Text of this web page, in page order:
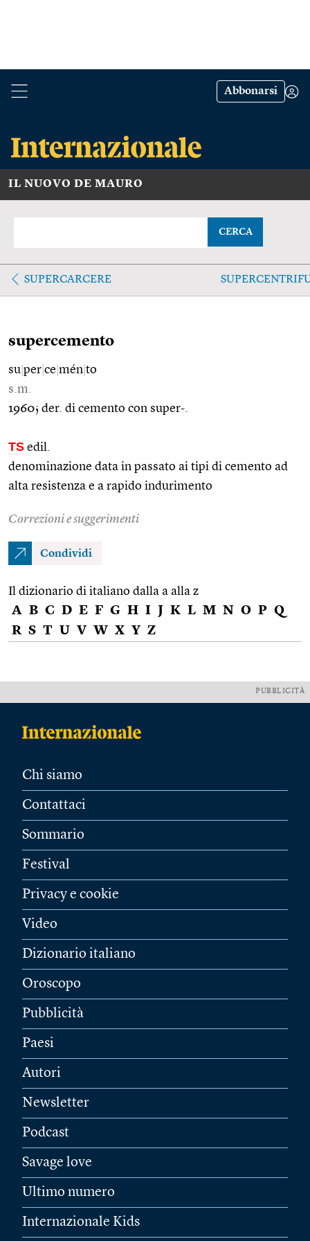
Abbonarsi
IL NUOVO DE MAURO
CERCA
SUPERCARCERE
supercemento
su per ce mén to
s.m.
1960; der. di cemento con super-.
TS edil.
denominazione data in passato ai tipi di cemento ad
alta resistenza e a rapido indurimento
Correzioni e suggerimenti
Condividi
Il dizionario di italiano dalla a alla z
A B C D E F G H I J K L M N O P Q
R S T U V W X Y Z
PUBBLICITÀ
Chi siamo
Contattaci
Sommario
Festival
Privacy e cookie
Video
Dizionario italiano
Oroscopo
Pubblicità
Paesi
Autori
Newsletter
Podcast
Savage love
Ultimo numero
Internazionale Kids